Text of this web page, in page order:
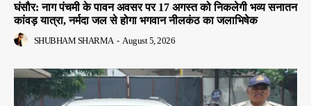
घंसौर: नाग पंचमी के पावन अवसर पर 17 अगस्त को निकलेगी भव्य सनातन
कांवड़ यात्रा, नर्मदा जल से होगा भगवान नीलकंठ का जलाभिषेक
SHUBHAM SHARMA - August 5, 2026